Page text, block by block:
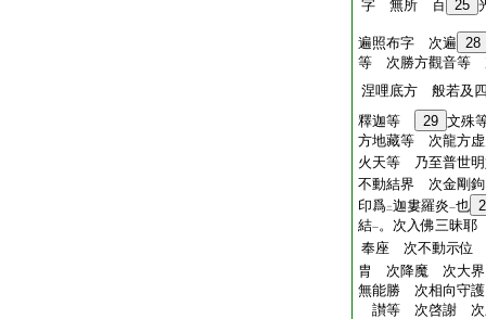
字 無所 百 25
遍照布字 次遍 28
等 次勝方觀音等
涅哩底方 般若及
釋迦等
29 文殊
方地藏等 次龍方
火天等 乃至普世
不動結界 次金剛
印爲二迦婁羅炎一也 2
結一。次入佛三昧
奉座 次不動示位
胄 次降魔 次大
無能勝 次相向守
讃等 次啓謝 次